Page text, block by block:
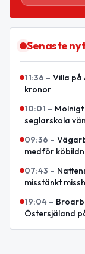
Senaste
11:36 – Villa på
kronor
10:01 –
seglarskola
09:36 –
medför
07:43 –
misstänkt
19:04 –
Östersjäland